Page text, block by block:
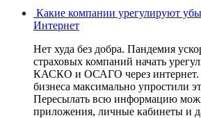
Какие компании урегулируют
Интернет
Нет худа без добра. Пандемия
страховых компаний начать
КАСКО и ОСАГО через интернет.
бизнеса максимально упростили
Пересылать всю информацию
приложения, личные кабинеты и